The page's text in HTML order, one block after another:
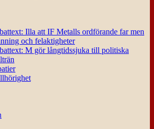
Illa att IF Metalls ordförande far men
och felaktigheter
M gör långtidssjuka till politiska